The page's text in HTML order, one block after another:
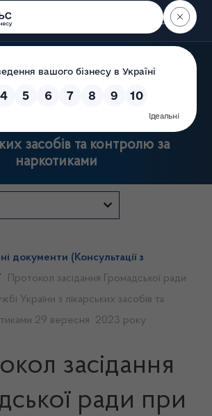
Пошук
служба України
засобів та контролю за
наркотиками
документи (Консультації з
Протокол засідання Громадської ради
України з лікарських засобів та
29 вересня 2023 року
засідання
ради при